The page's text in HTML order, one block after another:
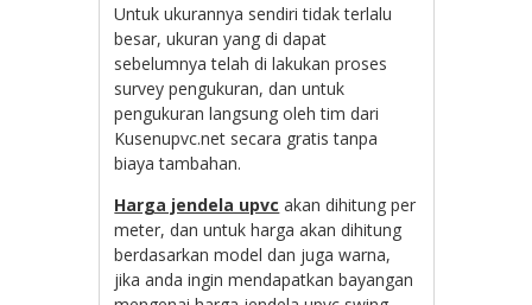
Untuk ukurannya sendiri tidak terlalu
besar, ukuran yang di dapat
sebelumnya telah di lakukan proses
survey pengukuran, dan untuk
pengukuran langsung oleh tim dari
Kusenupvc.net secara gratis tanpa
biaya tambahan.
Harga jendela upvc akan dihitung per
meter, dan untuk harga akan dihitung
berdasarkan model dan juga warna,
jika anda ingin mendapatkan bayangan